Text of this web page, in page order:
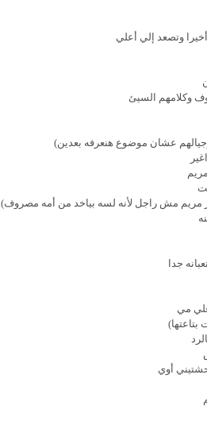
وتصعد إلي أعلي
وكلامهم السيئ
عشان موضوع هنعرفه بعدين)
مريم مش راجل لأنه لسه بياخد من أمه مصروف)
جدا
مي
أوي